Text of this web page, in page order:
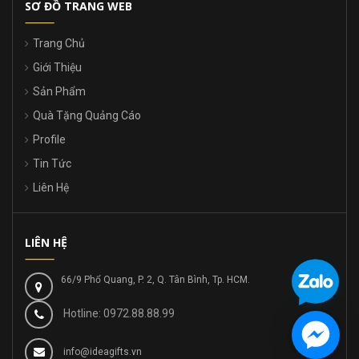
SƠ ĐỒ TRANG WEB
Trang Chủ
Giới Thiệu
Sản Phẩm
Quà Tặng Quảng Cáo
Profile
Tin Tức
Liên Hệ
LIÊN HỆ
66/9 Phổ Quang, P. 2, Q. Tân Bình, Tp. HCM.
Hotline: 0972.88.88.99
info@ideagifts.vn